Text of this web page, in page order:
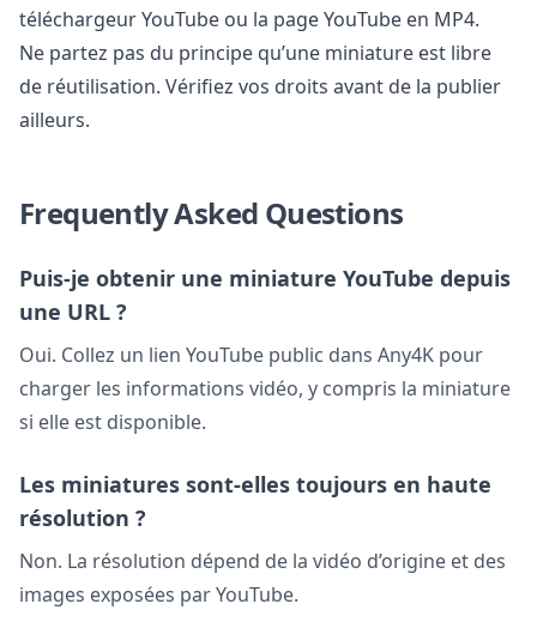
téléchargeur YouTube ou la page YouTube en MP4.
Ne partez pas du principe qu’une miniature est libre
de réutilisation. Vérifiez vos droits avant de la publier
ailleurs.
Frequently Asked Questions
Puis-je obtenir une miniature YouTube depuis
une URL ?
Oui. Collez un lien YouTube public dans Any4K pour
charger les informations vidéo, y compris la miniature
si elle est disponible.
Les miniatures sont-elles toujours en haute
résolution ?
Non. La résolution dépend de la vidéo d’origine et des
images exposées par YouTube.